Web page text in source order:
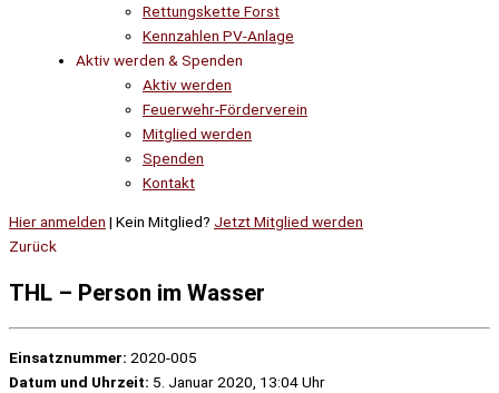
Rettungskette Forst
Kennzahlen PV-Anlage
Aktiv werden & Spenden
Aktiv werden
Feuerwehr-Förderverein
Mitglied werden
Spenden
Kontakt
Hier anmelden | Kein Mitglied? Jetzt Mitglied werden
Zurück
THL – Person im Wasser
Einsatznummer: 2020-005
Datum und Uhrzeit: 5. Januar 2020, 13:04 Uhr